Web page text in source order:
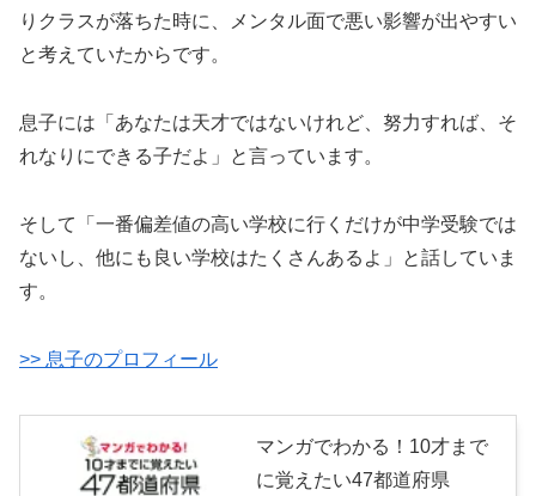
りクラスが落ちた時に、メンタル面で悪い影響が出やすい
と考えていたからです。
息子には「あなたは天才ではないけれど、努力すれば、そ
れなりにできる子だよ」と言っています。
そして「一番偏差値の高い学校に行くだけが中学受験では
ないし、他にも良い学校はたくさんあるよ」と話していま
す。
>> 息子のプロフィール
マンガでわかる！10才まで
に覚えたい47都道府県